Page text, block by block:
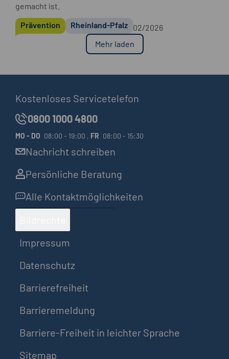
gemacht ist.
Prävention
Rheinland-Pfalz 02/2026
Mehr laden
Kostenloses Servicetelefon
0800 1000 4800
MO - DO 08:00 - 19:00 , FR 08:00 - 15:30
Nachricht schreiben
Persönliche Beratung
Alle Kontaktmöglichkeiten
Impressum
Datenschutz
Barrierefreiheit
Barrieremeldung
Barriere-Freiheit in leichter Sprache
Sitemap